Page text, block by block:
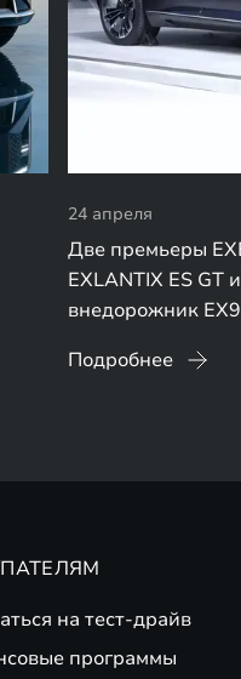
24 апреля
Две премьеры
EXLANTIX ES GT
внедорожник EX9
Подробнее
на тест-драйв
программы